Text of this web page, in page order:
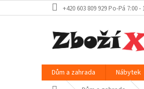
na
+420 603 809 929 Po-Pá 7:00 -
Dům a zahrada Nábytek